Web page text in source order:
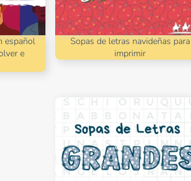
español
e
Sopas de letras navideñas para
imprimir